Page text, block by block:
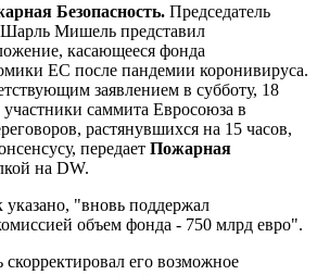
Безопасность. Председатель
Шарль Мишель представил
касающееся фонда
ЕС после пандемии коронивируса.
заявлением в субботу, 18
саммита Евросоюза в
растянувшихся на 15 часов,
передает Пожарная
на DW.
указано, "вновь поддержал
объем фонда - 750 млрд евро".
его возможное